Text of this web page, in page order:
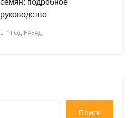
семян: подробное
руководство
1 ГОД НАЗАД
Поиск